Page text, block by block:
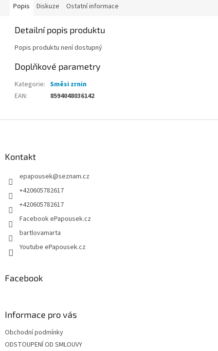
Popis Diskuze Ostatní informace
Detailní popis produktu
Popis produktu není dostupný
Doplňkové parametry
Kategorie: Směsi zrnin
EAN: 8594048036142
Kontakt
epapousek@seznam.cz
+420605782617
+420605782617
Facebook ePapousek.cz
bartlovamarta
Youtube ePapousek.cz
Facebook
Informace pro vás
Obchodní podmínky
ODSTOUPENÍ OD SMLOUVY